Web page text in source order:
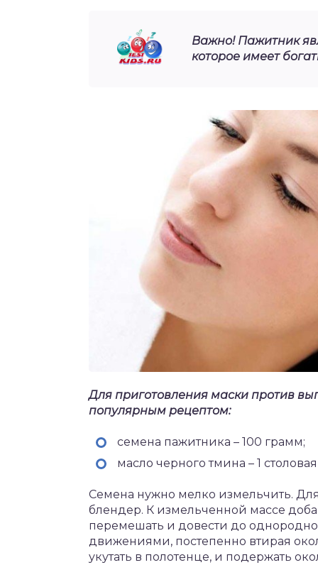
Важно! Пажитник
которое имеет
Для приготовления маски против
популярным рецептом:
семена пажитника – 100 грамм;
масло черного тмина – 1
Семена нужно мелко измельчить.
блендер. К измельченной массе
перемешать и довести до
движениями, постепенно втирая
укутать в полотенце, и подержать